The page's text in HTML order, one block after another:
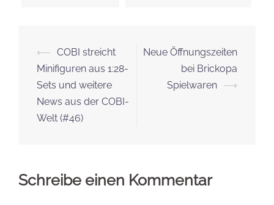
Beitrags-
Navigation
⟵ COBI streicht
Minifiguren aus 1:28-
Sets und weitere
News aus der COBI-
Welt (#46)
Neue Öffnungszeiten
bei Brickopa
Spielwaren ⟶
Schreibe einen Kommentar